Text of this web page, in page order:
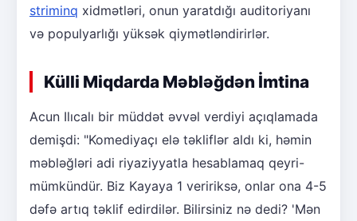
striminq xidmətləri, onun yaratdığı auditoriyanı
və populyarlığı yüksək qiymətləndirirlər.
Külli Miqdarda Məbləğdən İmtina
Acun Ilıcalı bir müddət əvvəl verdiyi açıqlamada
demişdi: "Komediyaçı elə təkliflər aldı ki, həmin
məbləğləri adi riyaziyyatla hesablamaq qeyri-
mümkündür. Biz Kayaya 1 veririksə, onlar ona 4-5
dəfə artıq təklif edirdilər. Bilirsiniz nə dedi? 'Mən